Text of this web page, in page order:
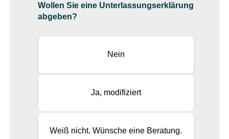
Wollen Sie eine Unterlassungserklärung
abgeben?
Nein
Ja, modifiziert
Weiß nicht. Wünsche eine Beratung.